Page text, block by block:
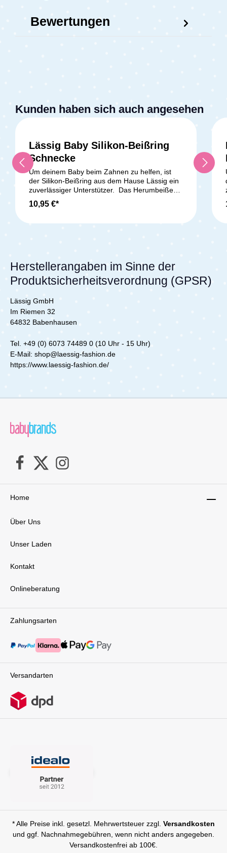
Bewertungen
Kunden haben sich auch angesehen
Lässig Baby Silikon-Beißring
Schnecke
Um deinem Baby beim Zahnen zu helfen, ist
der Silikon-Beißring aus dem Hause Lässig ein
zuverlässiger Unterstützer. Das Herumbeißen
auf dem Ring hilft den Zähnchen beim
Durchdringen des Kiefers und kann somit
eingeprägten Rillen und Noppen wird zudem
Wenn du den Ring vor den Augen deines
kleinen Schatzes hin und her bewegst, förderst
du die Augen-Hand-Koordination und hilfst
somit das erste gezielte Greifen nach Dingen zu
erlernen. Lieferumfang: 1x Beißring aus
Silikon
10,95 €*
Herstellerangaben im Sinne der
Produktsicherheitsverordnung (GPSR)
Lässig GmbH
Im Riemen 32
64832 Babenhausen
Tel. +49 (0) 6073 74489 0 (10 Uhr - 15 Uhr)
E-Mail: shop@laessig-fashion.de
https://www.laessig-fashion.de/
Zahlungsarten
Versandarten
Home
Über Uns
Unser Laden
Kontakt
Onlineberatung
* Alle Preise inkl. gesetzl. Mehrwertsteuer zzgl. Versandkosten
und ggf. Nachnahmegebühren, wenn nicht anders angegeben.
Versandkostenfrei ab 100€.